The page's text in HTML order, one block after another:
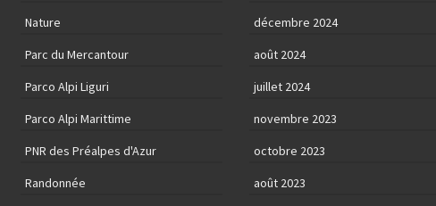
Nature
Parc du Mercantour
Parco Alpi Liguri
Parco Alpi Marittime
PNR des Préalpes d'Azur
Randonnée
décembre 2024
août 2024
juillet 2024
novembre 2023
octobre 2023
août 2023